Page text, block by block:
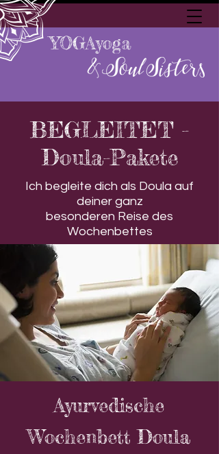
YOGAyoga
BEGLEITET -
Doula-Pakete
Ich begleite dich als Doula auf
deiner ganz
besonderen Reise des
Wochenbettes
Ayurvedische
Wochenbett Doula